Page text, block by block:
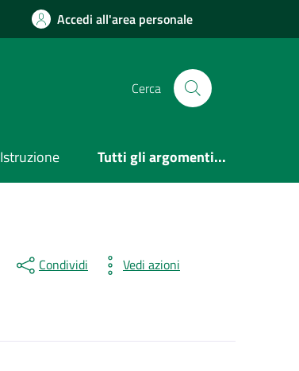
Accedi all'area personale
Cerca
Istruzione Tutti gli argomenti...
Condividi Vedi azioni